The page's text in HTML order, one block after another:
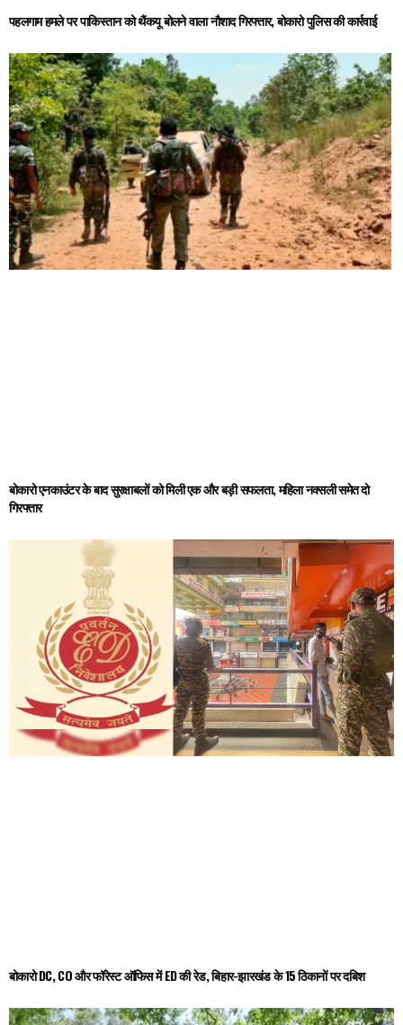
पहलगाम हमले पर पाकिस्तान को थैंकयू बोलने वाला नौशाद गिरफ्तार, बोकारो पुलिस की कार्रवाई
बोकारो एनकाउंटर के बाद सुरक्षाबलों को मिली एक और बड़ी सफलता, महिला नक्सली समेत दो
गिरफ्तार
बोकारो DC, CO और फॉरेस्ट ऑफिस में ED की रेड, बिहार-झारखंड के 15 ठिकानों पर दबिश